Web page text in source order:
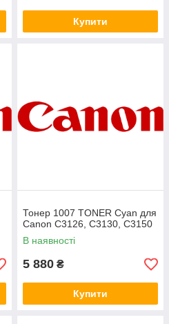
Купити
Тонер 1007 TONER Cyan для
Canon C3126, C3130, C3150
В наявності
5 880 ₴
Купити